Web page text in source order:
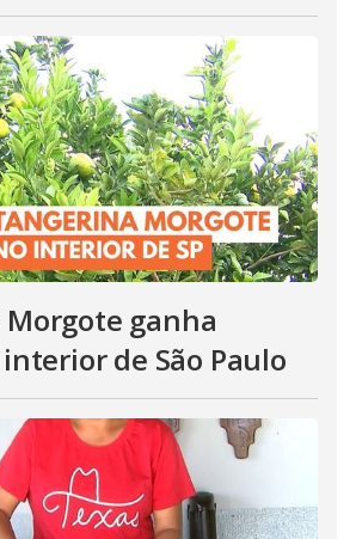
ganha
de São Paulo